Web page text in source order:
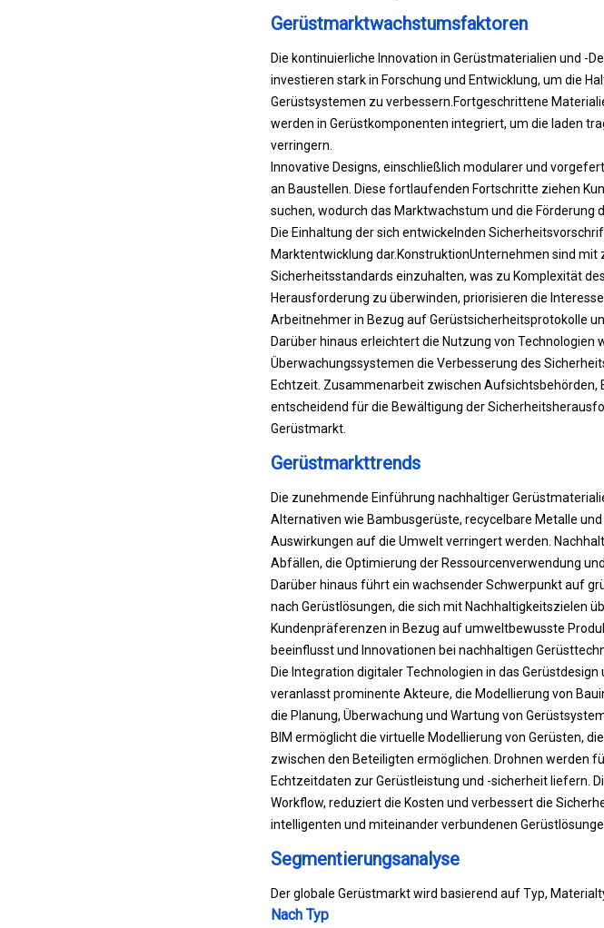
Gerüstmarktwachstumsfaktoren
Die kontinuierliche Innovation in Gerüstmaterialien und -
investieren stark in Forschung und Entwicklung, um die
Gerüstsystemen zu verbessern. Fortgeschrittene
werden in Gerüstkomponenten integriert, um die laden
verringern.
Innovative Designs, einschließlich modularer und
an Baustellen. Diese fortlaufenden Fortschritte ziehen
suchen, wodurch das Marktwachstum und die Förderung
Die Einhaltung der sich entwickelnden
Marktentwicklung dar. KonstruktionUnternehmen sind mit
Sicherheitsstandards einzuhalten, was zu Komplexität
Herausforderung zu überwinden, priorisieren die
Arbeitnehmer in Bezug auf Gerüstsicherheitsprotokolle
Darüber hinaus erleichtert die Nutzung von
Überwachungssystemen die Verbesserung des
Echtzeit. Zusammenarbeit zwischen Aufsichtsbehörden,
entscheidend für die Bewältigung der
Gerüstmarkt.
Gerüstmarkttrends
Die zunehmende Einführung nachhaltiger
Alternativen wie Bambusgerüste, recycelbare Metalle
Auswirkungen auf die Umwelt verringert werden.
Abfällen, die Optimierung der Ressourcenverwendung
Darüber hinaus führt ein wachsender Schwerpunkt auf
nach Gerüstlösungen, die sich mit Nachhaltigkeitszielen
Kundenpräferenzen in Bezug auf umweltbewusste
beeinflusst und Innovationen bei nachhaltigen
Die Integration digitaler Technologien in das
veranlasst prominente Akteure, die Modellierung von
die Planung, Überwachung und Wartung von
BIM ermöglicht die virtuelle Modellierung von Gerüsten,
zwischen den Beteiligten ermöglichen. Drohnen werden
Echtzeitdaten zur Gerüstleistung und -sicherheit liefern.
Workflow, reduziert die Kosten und verbessert die
intelligenten und miteinander verbundenen
Segmentierungsanalyse
Der globale Gerüstmarkt wird basierend auf Typ,
Nach Typ